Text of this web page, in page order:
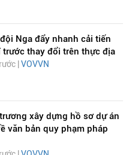
Nga đẩy nhanh cải tiến
trước thay đổi trên thực địa
| VOVVN
xây dựng hồ sơ dự án
văn bản quy phạm pháp